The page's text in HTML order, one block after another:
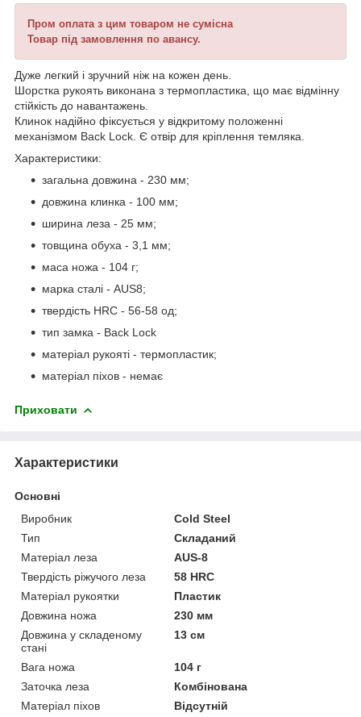
Пром оплата з цим товаром не сумісна
Товар під замовлення по авансу.
Дуже легкий і зручний ніж на кожен день.
Шорстка рукоять виконана з термопластика, що має відмінну
стійкість до навантажень.
Клинок надійно фіксується у відкритому положенні
механізмом Back Lock. Є отвір для кріплення темляка.
Характеристики:
загальна довжина - 230 мм;
довжина клинка - 100 мм;
ширина леза - 25 мм;
товщина обуха - 3,1 мм;
маса ножа - 104 г;
марка сталі - AUS8;
твердість HRC - 56-58 од;
тип замка - Back Lock
матеріал рукояті - термопластик;
матеріал піхов - немає
Приховати
Характеристики
Основні
Виробник
Cold Steel
Тип
Складаний
Матеріал леза
AUS-8
Твердість ріжучого леза
58 HRC
Матеріал рукоятки
Пластик
Довжина ножа
230 мм
Довжина у складеному
стані
13 см
Вага ножа
104 г
Заточка леза
Комбінована
Матеріал піхов
Відсутній